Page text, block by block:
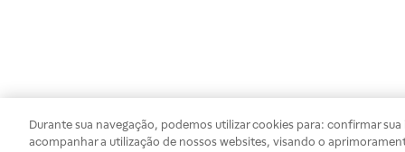
Durante sua navegação, podemos utilizar cookies para: confirmar
acompanhar a utilização de nossos websites, visando o